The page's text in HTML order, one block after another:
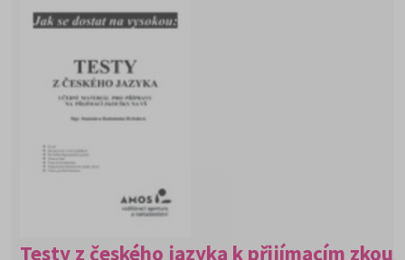
Testy z českého jazyka k přijímacím